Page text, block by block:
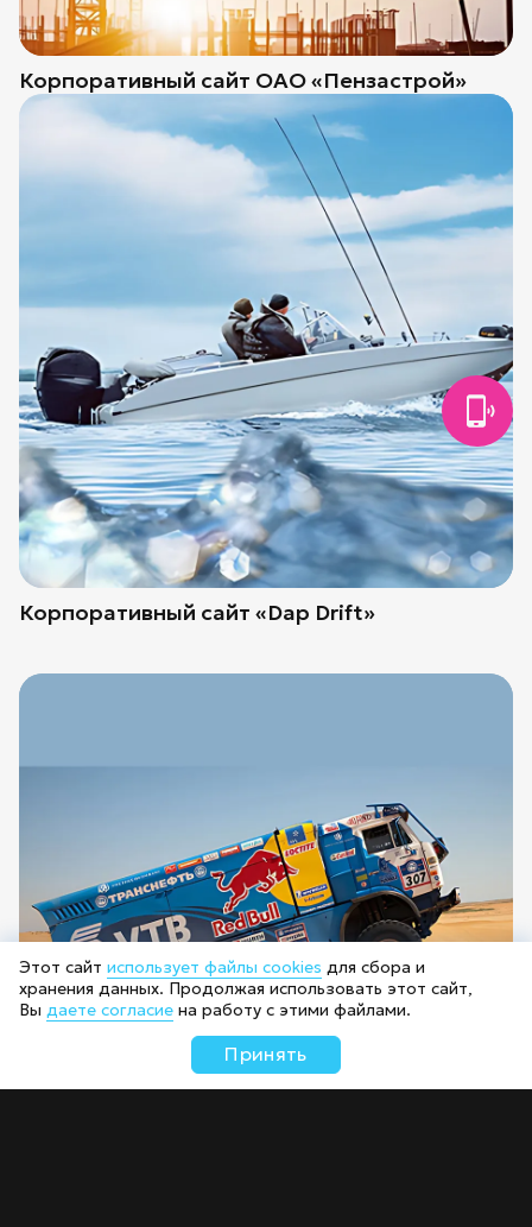
Корпоративный сайт ОАО «Пензастрой»
Корпоративный сайт «Dap Drift»
Этот сайт использует файлы cookies для сбора и
хранения данных. Продолжая использовать этот сайт,
Вы даете согласие на работу с этими файлами.
Принять